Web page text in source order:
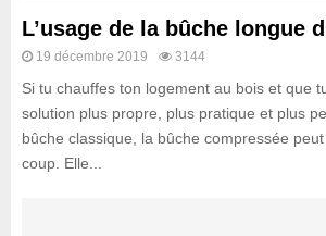
L’usage de la bûche longue
19 décembre 2019 3144
Si tu chauffes ton logement au bois et que
solution plus propre, plus pratique et plus
bûche classique, la bûche compressée
coup. Elle...